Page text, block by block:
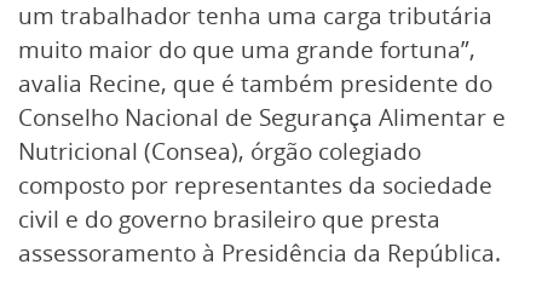
um trabalhador tenha uma carga tributária
muito maior do que uma grande fortuna”,
avalia Recine, que é também presidente do
Conselho Nacional de Segurança Alimentar e
Nutricional (Consea), órgão colegiado
composto por representantes da sociedade
civil e do governo brasileiro que presta
assessoramento à Presidência da República.